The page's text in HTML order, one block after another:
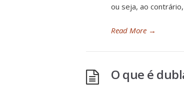
ou seja, ao
Read More →
O que é